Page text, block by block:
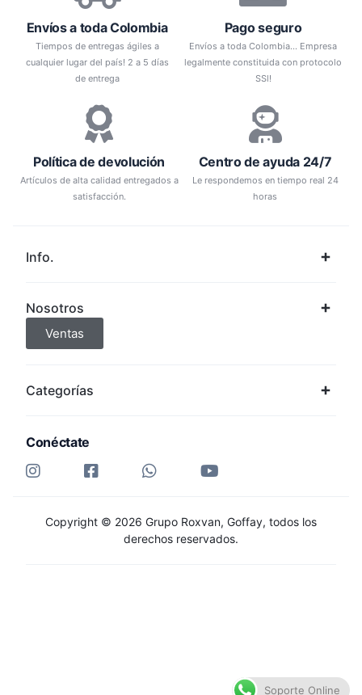
Envíos a toda Colombia
Tiempos de entregas ágiles a
cualquier lugar del país! 2 a 5 días
de entrega
Pago seguro
Envíos a toda Colombia... Empresa
legalmente constituida con protocolo
SSl!
Política de devolución
Artículos de alta calidad entregados a
satisfacción.
Centro de ayuda 24/7
Le respondemos en tiempo real 24
horas
Info.
Nosotros
Ventas
Categorías
Conéctate
Copyright © 2026 Grupo Roxvan, Goffay, todos los
derechos reservados.
Soporte Online